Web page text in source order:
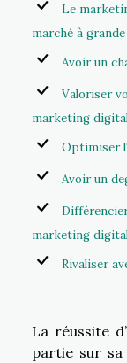
Le
marché à
Avoir un
Valoriser
marketing
Optimiser
Avoir un
marketing
Rivaliser
La réussite
partie sur